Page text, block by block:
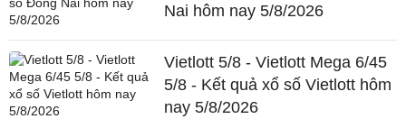
Nai hôm nay 5/8/2026
Vietlott 5/8 - Vietlott Mega 6/45
5/8 - Kết quả xổ số Vietlott hôm
nay 5/8/2026